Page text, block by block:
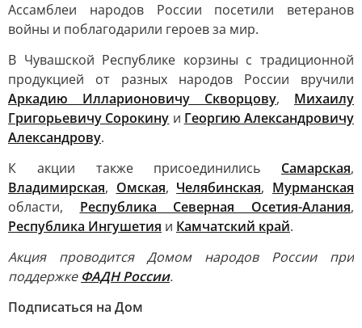
Ассамблеи народов России посетили ветеранов
войны и поблагодарили героев за мир.
В Чувашской Республике корзины с традиционной
продукцией от разных народов России вручили
Аркадию Илларионовичу Скворцову, Михаилу
Григорьевичу Сорокину и Георгию Александровичу
Александрову.
К акции также присоединились Самарская,
Владимирская, Омская, Челябинская, Мурманская
области, Республика Северная Осетия-Алания,
Республика Ингушетия и Камчатский край.
Акция проводится Домом народов России при
поддержке ФАДН России.
Подписаться на Дом